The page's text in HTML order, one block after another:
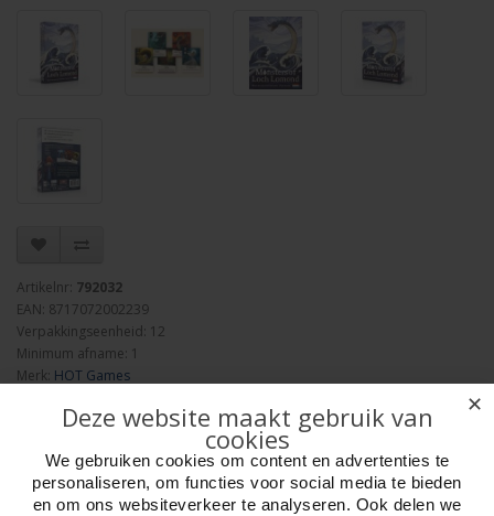
Artikelnr: 792032
EAN: 8717072002239
Verpakkingseenheid: 12
Minimum afname: 1
Merk: HOT Games
✕
Deze website maakt gebruik van
cookies
We gebruiken cookies om content en advertenties te
personaliseren, om functies voor social media te bieden
en om ons websiteverkeer te analyseren. Ook delen we